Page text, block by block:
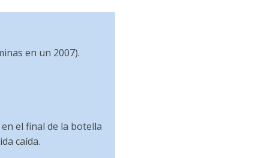
en un 2007).
el final de la botella
caída.